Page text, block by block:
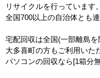
リサイクルを行っています。
全国700以上の自治体とも
宅配回収は全国(一部離島を
大多喜町の方もご利用いた
パソコンの回収なら[1箱分